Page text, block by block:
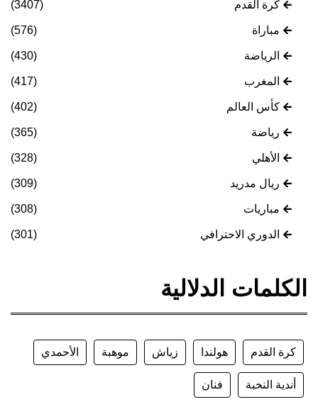
كرة القدم (3407)
مباراة (576)
الرياضة (430)
المغرب (417)
كأس العالم (402)
رياضة (365)
الأهلي (328)
ريال مدريد (309)
مباريات (308)
الدوري الاحترافي (301)
الكلمات الدلالية
كرة القدم هولندا زياش موهبة الأحمدي
أندية النخبة فنان